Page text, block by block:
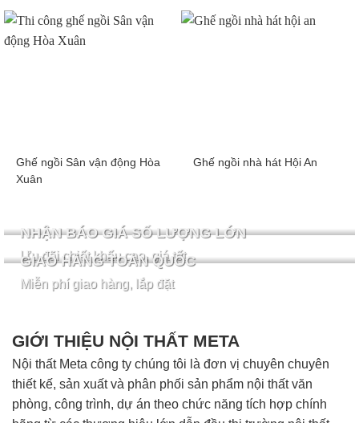
Ghế ngồi Sân vận động Hòa
Xuân
Ghế ngồi nhà hát Hội An
NHẬN BÁO GIÁ SỐ LƯỢNG LỚN
Ưu đãi chiết khấu cao, giá tốt
GIAO HÀNG TOÀN QUỐC
Miễn phí giao hàng, lắp đặt
GIỚI THIỆU NỘI THẤT META
Nội thất Meta công ty chúng tôi là đơn vị chuyên chuyên
thiết kế, sản xuất và phân phối sản phẩm nội thất văn
phòng, công trình, dự án theo chức năng tích hợp chính